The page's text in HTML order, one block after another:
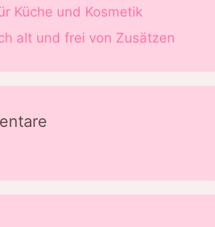
Küche und Kosmetik
alt und frei von Zusätzen